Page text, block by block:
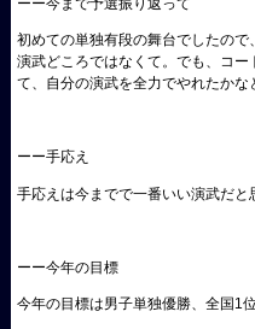
ーー今まで予選振り返って
初めての単独有段の舞台でしたので
演武どころではなくて。でも、コー
て、自分の演武を全力でやれたかな
ーー手応え
手応えは今までで一番いい演武だと
ーー今年の目標
今年の目標は男子単独優勝、全国1位